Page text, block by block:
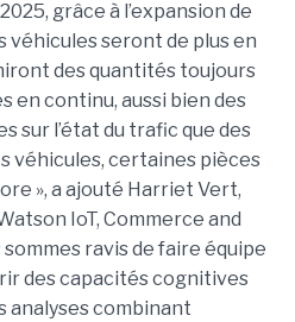
grâce à l’expansion de
véhicules seront de plus en
des quantités toujours
en continu, aussi bien des
sur l’état du trafic que des
véhicules, certaines pièces
», a ajouté Harriet Vert,
IoT, Commerce and
sommes ravis de faire équipe
des capacités cognitives
analyses combinant